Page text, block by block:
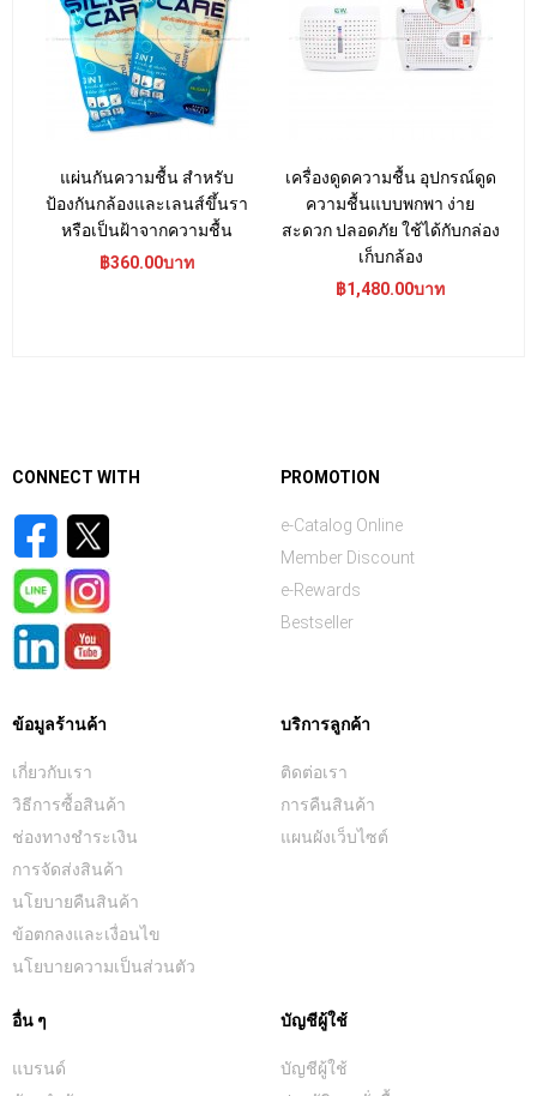
แผ่นกันความชื้น สำหรับ
ป้องกันกล้องและเลนส์ขึ้นรา
หรือเป็นฝ้าจากความชื้น
฿360.00บาท
เครื่องดูดความชื้น อุปกรณ์ดูด
ความชื้นแบบพกพา ง่าย
สะดวก ปลอดภัย ใช้ได้กับกล่อง
เก็บกล้อง
฿1,480.00บาท
CONNECT WITH PROMOTION
e-Catalog Online
Member Discount
e-Rewards
Bestseller
ข้อมูลร้านค้า
เกี่ยวกับเรา
วิธีการซื้อสินค้า
ช่องทางชำระเงิน
การจัดส่งสินค้า
นโยบายคืนสินค้า
ข้อตกลงและเงื่อนไข
นโยบายความเป็นส่วนตัว
บริการลูกค้า
ติดต่อเรา
การคืนสินค้า
แผนผังเว็บไซต์
อื่น ๆ
แบรนด์
บัญชีผู้ใช้
บัญชีผู้ใช้